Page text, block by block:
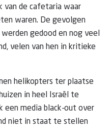
van de cafetaria waar
waren. De gevolgen
gedood en nog veel
velen van hen in kritieke
helikopters ter plaatse
in heel Israël te
een media black-out over
niet in staat te stellen